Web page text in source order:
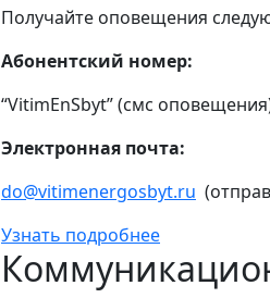
Получайте оповещения
Абонентский номер:
“VitimEnSbyt” (смс
Электронная почта:
do@vitimenergosbyt.ru
Узнать подробнее